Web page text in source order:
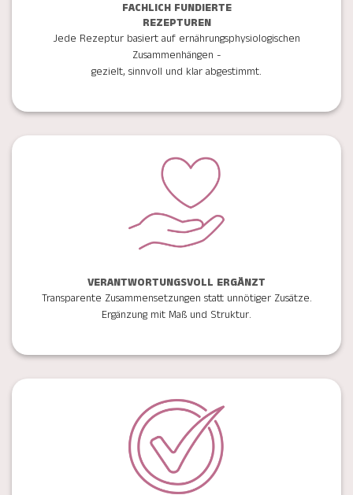
FACHLICH FUNDIERTE
REZEPTUREN
Jede Rezeptur basiert auf ernährungsphysiologischen
Zusammenhängen -
gezielt, sinnvoll und klar abgestimmt.
VERANTWORTUNGSVOLL ERGÄNZT
Transparente Zusammensetzungen statt unnötiger Zusätze.
Ergänzung mit Maß und Struktur.